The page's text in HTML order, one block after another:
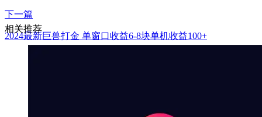
下一篇
2024最新巨兽打金 单窗口收益6-8块单机收益100+
相关推荐